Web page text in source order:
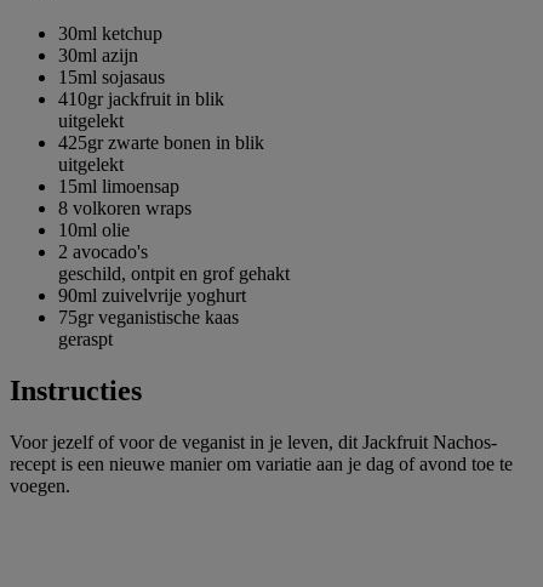
30ml ketchup
30ml azijn
15ml sojasaus
410gr jackfruit in blik
uitgelekt
425gr zwarte bonen in blik
uitgelekt
15ml limoensap
8 volkoren wraps
10ml olie
2 avocado's
geschild, ontpit en grof gehakt
90ml zuivelvrije yoghurt
75gr veganistische kaas
geraspt
Instructies
Voor jezelf of voor de veganist in je leven, dit Jackfruit Nachos-
recept is een nieuwe manier om variatie aan je dag of avond toe te
voegen.